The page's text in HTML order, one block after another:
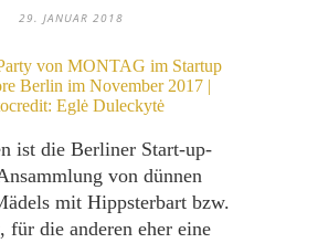
29. JANUAR 2018
ist die Berliner Start-up-
von dünnen
mit Hippsterbart bzw.
für die anderen eher eine